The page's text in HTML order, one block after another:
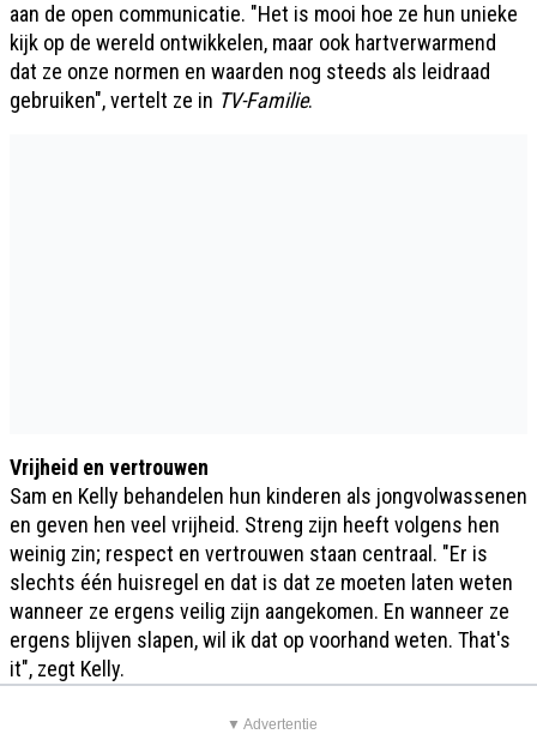
aan de open communicatie. "Het is mooi hoe ze hun unieke
kijk op de wereld ontwikkelen, maar ook hartverwarmend
dat ze onze normen en waarden nog steeds als leidraad
gebruiken", vertelt ze in TV-Familie.
Vrijheid en vertrouwen
Sam en Kelly behandelen hun kinderen als jongvolwassenen
en geven hen veel vrijheid. Streng zijn heeft volgens hen
weinig zin; respect en vertrouwen staan centraal. "Er is
slechts één huisregel en dat is dat ze moeten laten weten
wanneer ze ergens veilig zijn aangekomen. En wanneer ze
ergens blijven slapen, wil ik dat op voorhand weten. That's
it", zegt Kelly.
▼ Advertentie